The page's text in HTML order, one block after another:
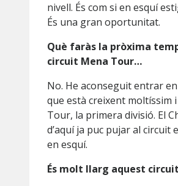
nivell. És com si en esquí
És una gran oportunitat.
Què faràs la pròxima
circuit Mena Tour…
No. He aconseguit entrar
que està creixent moltíssim
Tour, la primera divisió. El
d’aquí ja puc pujar al circuit
en esquí.
És molt llarg aquest